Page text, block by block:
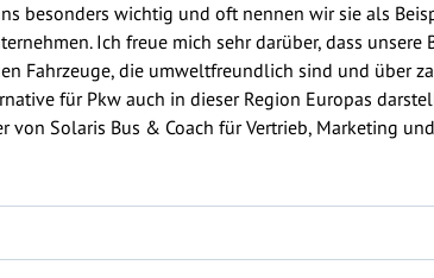
besonders wichtig und oft nennen wir sie als
Ich freue mich sehr darüber, dass unsere
Fahrzeuge, die umweltfreundlich sind und über
für Pkw auch in dieser Region Europas
Solaris Bus & Coach für Vertrieb, Marketing